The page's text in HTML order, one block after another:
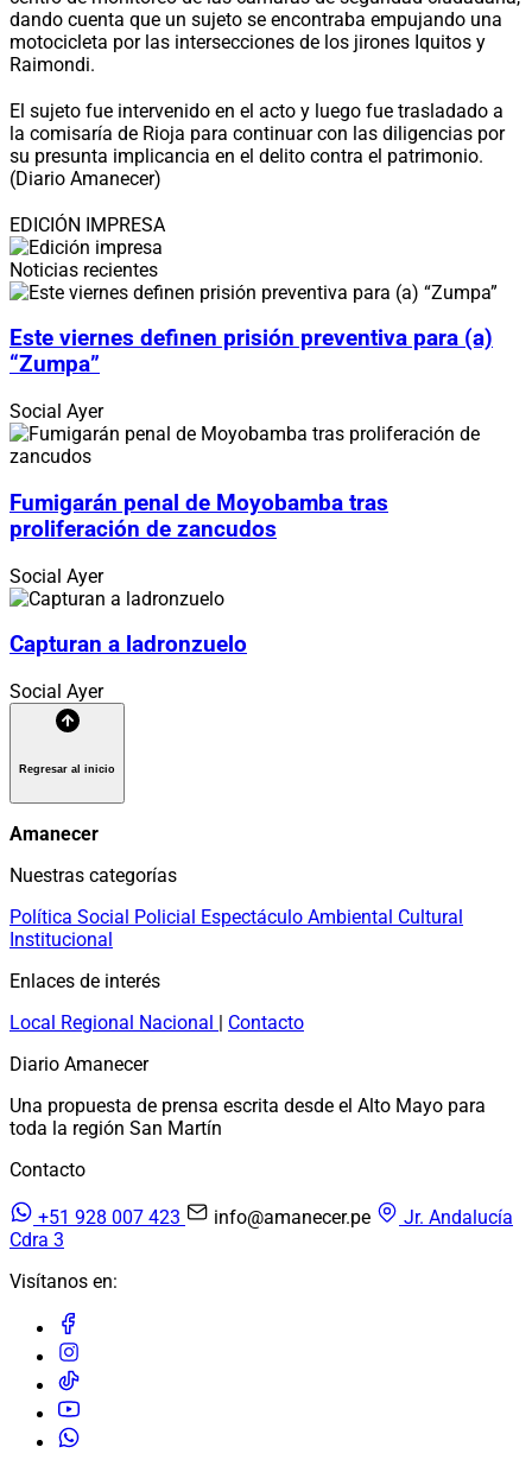
dando cuenta que un sujeto se encontraba empujando una
motocicleta por las intersecciones de los jirones Iquitos y
Raimondi.
El sujeto fue intervenido en el acto y luego fue trasladado a
la comisaría de Rioja para continuar con las diligencias por
su presunta implicancia en el delito contra el patrimonio.
(Diario Amanecer)
EDICIÓN IMPRESA
Noticias recientes
Este viernes definen prisión preventiva para (a)
“Zumpa”
Social Ayer
Fumigarán penal de Moyobamba tras
proliferación de zancudos
Social Ayer
Capturan a ladronzuelo
Social Ayer
Regresar al inicio
Amanecer
Nuestras categorías
Política Social Policial Espectáculo Ambiental Cultural
Institucional
Enlaces de interés
Local Regional Nacional | Contacto
Diario Amanecer
Una propuesta de prensa escrita desde el Alto Mayo para
toda la región San Martín
Contacto
+51 928 007 423 info@amanecer.pe
Jr. Andalucía
Cdra 3
Visítanos en: